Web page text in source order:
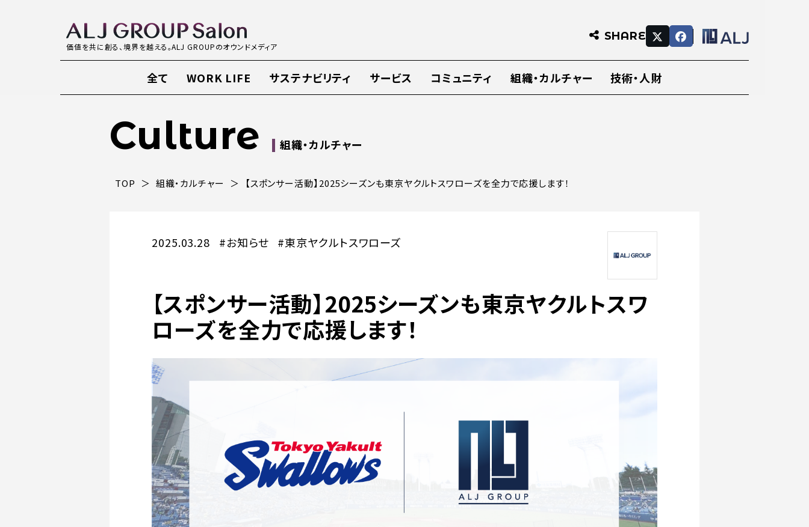
価値を共に創る、境界を越える。ALJ GROUPのオウンドメディア
SHARE
全て WORK LIFE サステナビリティ サービス コミュニティ 組織・カルチャー 技術・人財
Culture 組織・カルチャー
TOP 組織・カルチャー 【スポンサー活動】2025シーズンも東京ヤクルトスワローズを全力で応援します！
2025.03.28 #お知らせ #東京ヤクルトスワローズ
【スポンサー活動】2025シーズンも東京ヤクルトスワ
ローズを全力で応援します！